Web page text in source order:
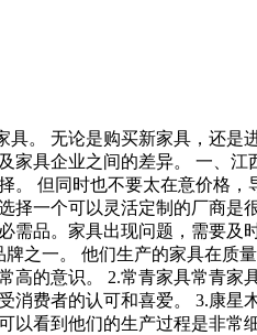
。 无论是购买新家具，还
具企业之间的差异。 一、
但同时也不要太在意价格
一个可以灵活定制的厂商
品。家具出现问题，需要
之一。 他们生产的家具在质
的意识。 2.常青家具常青家
费者的认可和喜爱。 3.康
看到他们的生产过程是非